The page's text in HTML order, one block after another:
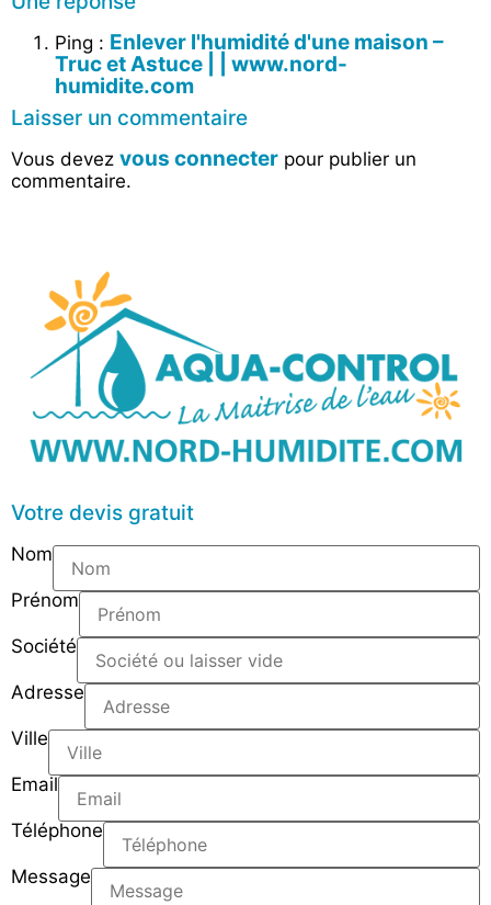
Ping : Enlever l'humidité d'une maison –
Truc et Astuce | | www.nord-
humidite.com
Laisser un commentaire
Vous devez vous connecter pour publier un
commentaire.
Votre devis gratuit
Nom
Prénom
Société
Adresse
Ville
Email
Téléphone
Message